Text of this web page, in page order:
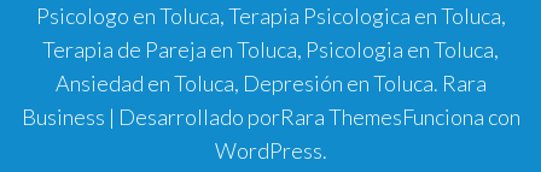
Psicologo en Toluca, Terapia Psicologica en Toluca,
Terapia de Pareja en Toluca, Psicologia en Toluca,
Ansiedad en Toluca, Depresión en Toluca. Rara
Business | Desarrollado porRara ThemesFunciona con
WordPress.